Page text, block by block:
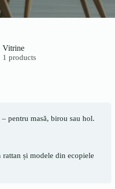
Vitrine
1 products
pentru masă, birou sau hol.
și modele din ecopiele